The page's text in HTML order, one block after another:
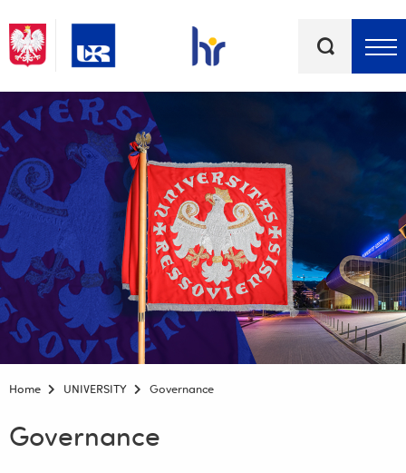
Top bar menu
Home UNIVERSITY Governance
Governance